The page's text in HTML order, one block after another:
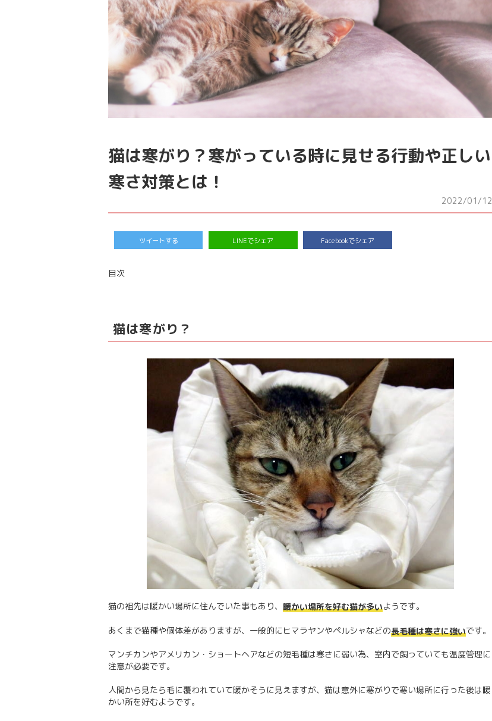
猫は寒がり？寒がっている時に見せる行動や正しい
寒さ対策とは！
2022/01/12
ツイートする LINEでシェア Facebookでシェア
目次
猫は寒がり？
猫の祖先は暖かい場所に住んでいた事もあり、 暖かい場所を好む猫が多いようです。
あくまで猫種や個体差がありますが、一般的にヒマラヤンやペルシャなどの長毛種は寒さに強いです。
マンチカンやアメリカン・ショートヘアなどの短毛種は寒さに弱い為、室内で飼っていても温度管理に
注意が必要です。
人間から見たら毛に覆われていて暖かそうに見えますが、猫は意外に寒がりで寒い場所に行った後は暖
かい所を好むようです。